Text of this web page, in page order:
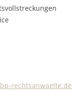
rechtsanwaelte.de